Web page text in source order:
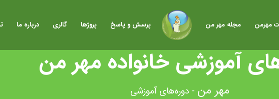
مهرمن مجله مهر من پرسش و پاسخ پروژها گالری درباره ما
آموزشی خانواده مهر من
- دوره‌های آموزشی